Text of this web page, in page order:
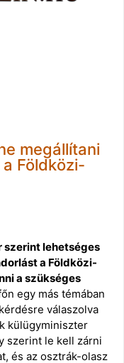
megállítani
Földközi-
szerint lehetséges
a Földközi-
a szükséges
egy más témában
válaszolva
külügyminiszter
szerint le kell zárni
és az osztrák-olasz